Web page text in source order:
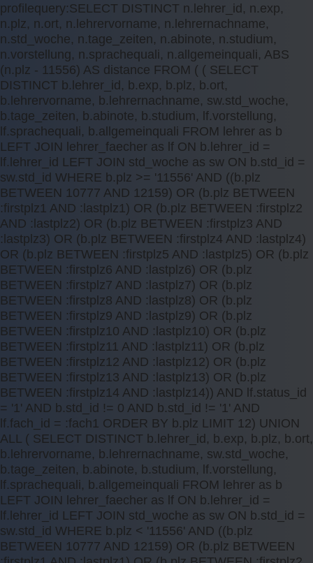
profilequery:SELECT DISTINCT n.lehrer_id, n.exp,
n.plz, n.ort, n.lehrervorname, n.lehrernachname,
n.std_woche, n.tage_zeiten, n.abinote, n.studium,
n.vorstellung, n.sprachequali, n.allgemeinquali, ABS
(n.plz - 11556) AS distance FROM ( ( SELECT
DISTINCT b.lehrer_id, b.exp, b.plz, b.ort,
b.lehrervorname, b.lehrernachname, sw.std_woche,
b.tage_zeiten, b.abinote, b.studium, lf.vorstellung,
lf.sprachequali, b.allgemeinquali FROM lehrer as b
LEFT JOIN lehrer_faecher as lf ON b.lehrer_id =
lf.lehrer_id LEFT JOIN std_woche as sw ON b.std_id =
sw.std_id WHERE b.plz >= '11556' AND ((b.plz
BETWEEN 10777 AND 12159) OR (b.plz BETWEEN
:firstplz1 AND :lastplz1) OR (b.plz BETWEEN :firstplz2
AND :lastplz2) OR (b.plz BETWEEN :firstplz3 AND
:lastplz3) OR (b.plz BETWEEN :firstplz4 AND :lastplz4)
OR (b.plz BETWEEN :firstplz5 AND :lastplz5) OR (b.plz
BETWEEN :firstplz6 AND :lastplz6) OR (b.plz
BETWEEN :firstplz7 AND :lastplz7) OR (b.plz
BETWEEN :firstplz8 AND :lastplz8) OR (b.plz
BETWEEN :firstplz9 AND :lastplz9) OR (b.plz
BETWEEN :firstplz10 AND :lastplz10) OR (b.plz
BETWEEN :firstplz11 AND :lastplz11) OR (b.plz
BETWEEN :firstplz12 AND :lastplz12) OR (b.plz
BETWEEN :firstplz13 AND :lastplz13) OR (b.plz
BETWEEN :firstplz14 AND :lastplz14)) AND lf.status_id
= '1' AND b.std_id != 0 AND b.std_id != '1' AND
lf.fach_id = :fach1 ORDER BY b.plz LIMIT 12) UNION
ALL ( SELECT DISTINCT b.lehrer_id, b.exp, b.plz, b.ort,
b.lehrervorname, b.lehrernachname, sw.std_woche,
b.tage_zeiten, b.abinote, b.studium, lf.vorstellung,
lf.sprachequali, b.allgemeinquali FROM lehrer as b
LEFT JOIN lehrer_faecher as lf ON b.lehrer_id =
lf.lehrer_id LEFT JOIN std_woche as sw ON b.std_id =
sw.std_id WHERE b.plz < '11556' AND ((b.plz
BETWEEN 10777 AND 12159) OR (b.plz BETWEEN